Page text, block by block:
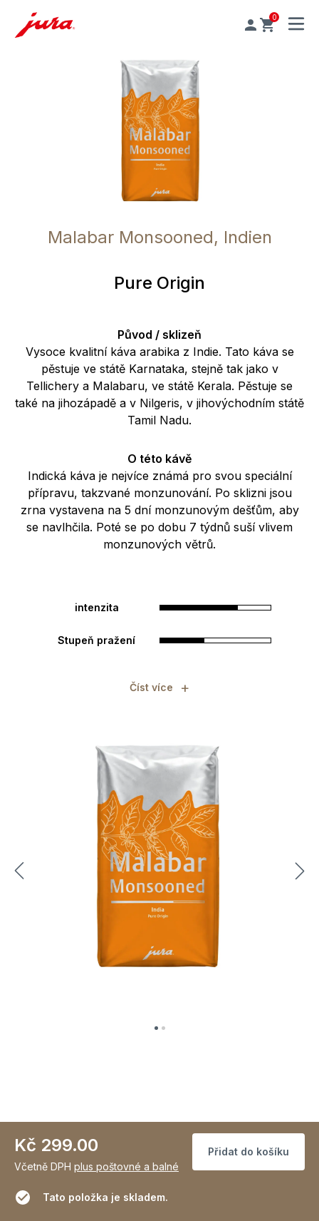
0
MENU
Malabar Monsooned, Indien
Pure Origin
Původ / sklizeň
Vysoce kvalitní káva arabika z Indie. Tato káva se
pěstuje ve státě Karnataka, stejně tak jako v
Tellichery a Malabaru, ve státě Kerala. Pěstuje se
také na jihozápadě a v Nilgeris, v jihovýchodním státě
Tamil Nadu.
O této kávě
Indická káva je nejvíce známá pro svou speciální
přípravu, takzvané monzunování. Po sklizni jsou
zrna vystavena na 5 dní monzunovým dešťům, aby
se navlhčila. Poté se po dobu 7 týdnů suší vlivem
monzunových větrů.
intenzita
Stupeň pražení
Číst více +
Kč 299.00
Včetně DPH plus poštovné a balné
Přidat do košíku
Tato položka je skladem.